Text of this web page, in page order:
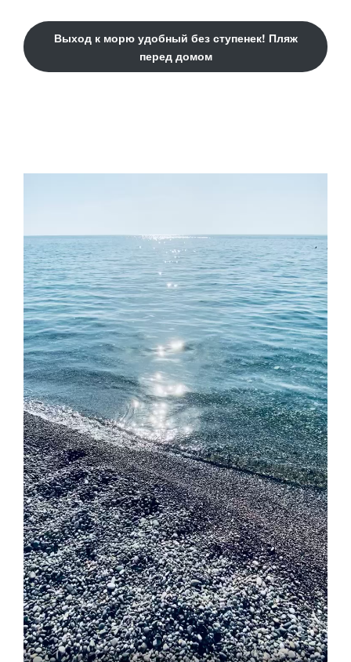
Выход к морю удобный без ступенек! Пляж
перед домом